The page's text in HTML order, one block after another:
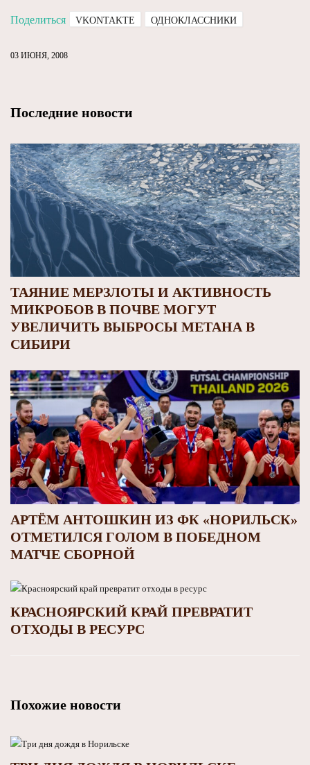
Поделиться VKONTAKTE ОДНОКЛАССНИКИ
03 ИЮНЯ, 2008
Последние новости
ТАЯНИЕ МЕРЗЛОТЫ И АКТИВНОСТЬ
МИКРОБОВ В ПОЧВЕ МОГУТ
УВЕЛИЧИТЬ ВЫБРОСЫ МЕТАНА В
СИБИРИ
АРТЁМ АНТОШКИН ИЗ ФК «НОРИЛЬСК»
ОТМЕТИЛСЯ ГОЛОМ В ПОБЕДНОМ
МАТЧЕ СБОРНОЙ
КРАСНОЯРСКИЙ КРАЙ ПРЕВРАТИТ
ОТХОДЫ В РЕСУРС
Похожие новости